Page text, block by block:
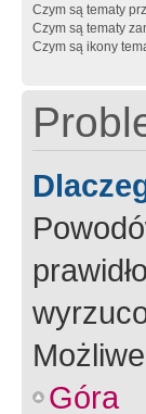
Czym są tematy
Czym są tematy
Czym są ikony
Góra